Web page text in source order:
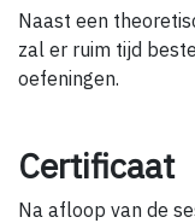
Naast een
zal er ruim tijd
oefeningen.
Certificaat
Na afloop van de